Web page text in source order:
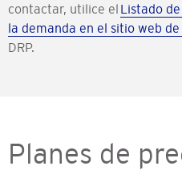
contactar, utilice el Listado
la demanda en el sitio web de
DRP.
Planes de